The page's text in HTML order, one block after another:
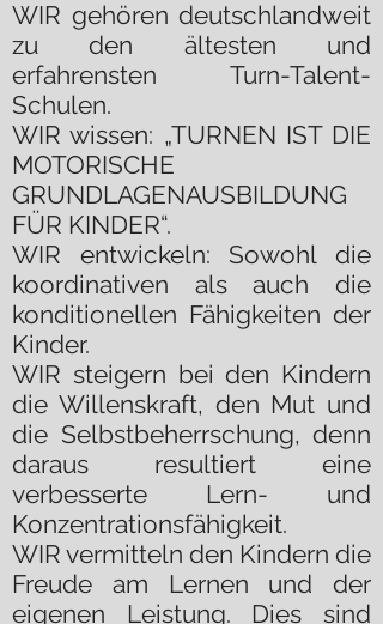
WIR gehören deutschlandweit
zu den ältesten und
erfahrensten Turn-Talent-
Schulen.
WIR wissen: „TURNEN IST DIE
MOTORISCHE
GRUNDLAGENAUSBILDUNG
FÜR KINDER“.
WIR entwickeln: Sowohl die
koordinativen als auch die
konditionellen Fähigkeiten der
Kinder.
WIR steigern bei den Kindern
die Willenskraft, den Mut und
die Selbstbeherrschung, denn
daraus resultiert eine
verbesserte Lern- und
Konzentrationsfähigkeit.
WIR vermitteln den Kindern die
Freude am Lernen und der
eigenen Leistung. Dies sind